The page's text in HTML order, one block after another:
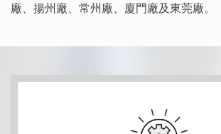
廠、揚州廠、常州廠、廈門廠及東莞廠。